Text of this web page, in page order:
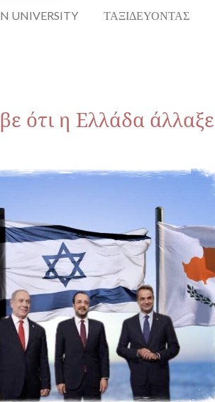
UNIVERSITY ΤΑΞΙΔΕΥΟΝΤΑΣ
ότι η Ελλάδα